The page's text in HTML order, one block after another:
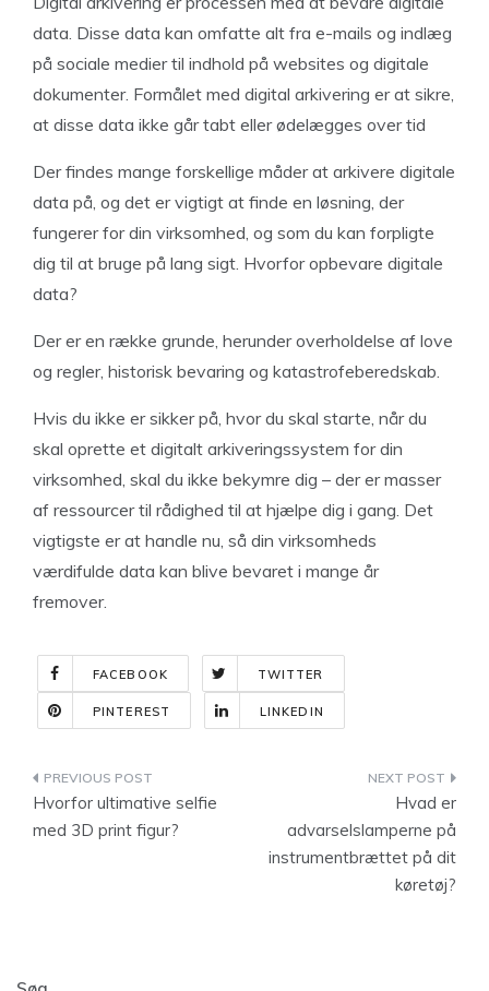
data. Disse data kan omfatte alt fra e-mails og indlæg
på sociale medier til indhold på websites og digitale
dokumenter. Formålet med digital arkivering er at sikre,
at disse data ikke går tabt eller ødelægges over tid
Der findes mange forskellige måder at arkivere digitale
data på, og det er vigtigt at finde en løsning, der
fungerer for din virksomhed, og som du kan forpligte
dig til at bruge på lang sigt. Hvorfor opbevare digitale
data?
Der er en række grunde, herunder overholdelse af love
og regler, historisk bevaring og katastrofeberedskab.
Hvis du ikke er sikker på, hvor du skal starte, når du
skal oprette et digitalt arkiveringssystem for din
virksomhed, skal du ikke bekymre dig – der er masser
af ressourcer til rådighed til at hjælpe dig i gang. Det
vigtigste er at handle nu, så din virksomheds
værdifulde data kan blive bevaret i mange år
fremover.
FACEBOOK TWITTER
PINTEREST LINKEDIN
Indlægsnavigation
Hvorfor ultimative selfie
med 3D print figur?
Hvad er
advarselslamperne på
instrumentbrættet på dit
køretøj?